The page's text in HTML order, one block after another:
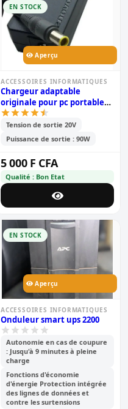
EN STOCK
Aperçu
ACCESSOIRES INFORMATIQUES
Chargeur adaptable
originale pour pc portable
lenovo 4.5a grand bout rond
- noir
Tension de sortie 20V
Puissance de sortie : 90W
5 000 F CFA
Qualité : Bon Etat
EN STOCK
Aperçu
ACCESSOIRES INFORMATIQUES
Onduleur smart ups 2200
Autonomie en cas de coupure
: Jusqu'à 9 minutes à pleine
charge
Fonctions d'économie
d'énergie Protection intégrée
des lignes de données et
contre les surtensions